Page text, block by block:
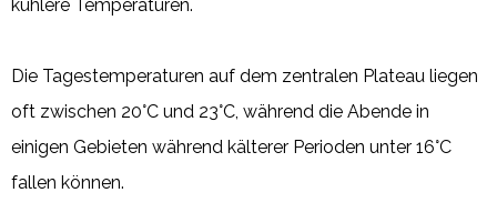
kühlere Temperaturen.
Die Tagestemperaturen auf dem zentralen Plateau liegen
oft zwischen 20°C und 23°C, während die Abende in
einigen Gebieten während kälterer Perioden unter 16°C
fallen können.